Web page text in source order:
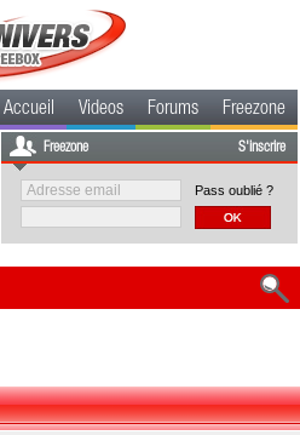
Accueil Videos Forums Freezone
Freezone S'inscrire
Pass oublié ?